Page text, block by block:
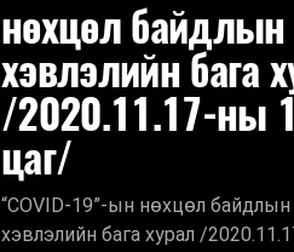
нөхцөл байдлын
хэвлэлийн бага
/2020.11.17-ны
цаг/
“COVID-19”-ын нөхцөл байдлын
хэвлэлийн бага хурал /